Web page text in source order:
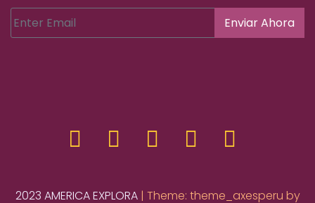
Enviar Ahora
2023 AMERICA EXPLORA | Theme: theme_axesperu by